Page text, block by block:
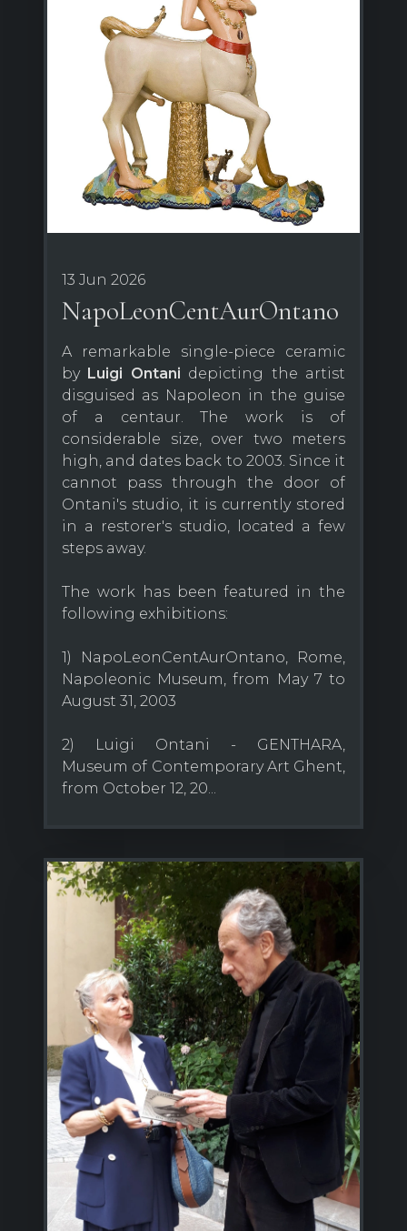
13 Jun 2026
NapoLeonCentAurOntano
A remarkable single-piece ceramic
byLuigi Ontani depicting the artist
disguised as Napoleon in the guise
of a centaur. The work is of
considerable size, over two meters
high, and dates back to 2003. Since it
cannot pass through the door of
Ontani's studio, it is currently stored
in a restorer's studio, located a few
steps away.
The work has been featured in the
following exhibitions:
1) NapoLeonCentAurOntano, Rome,
Napoleonic Museum, from May 7 to
August 31, 2003
2) Luigi Ontani - GENTHARA,
Museum of Contemporary Art Ghent,
from October 12, 20...